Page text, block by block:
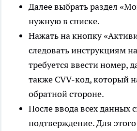
Далее выбрать раздел
нужную в списке.
Нажать на кнопку
следовать инструкциям
требуется ввести номер,
также CVV-код, который
обратной стороне.
После ввода всех данных
подтверждение. Для